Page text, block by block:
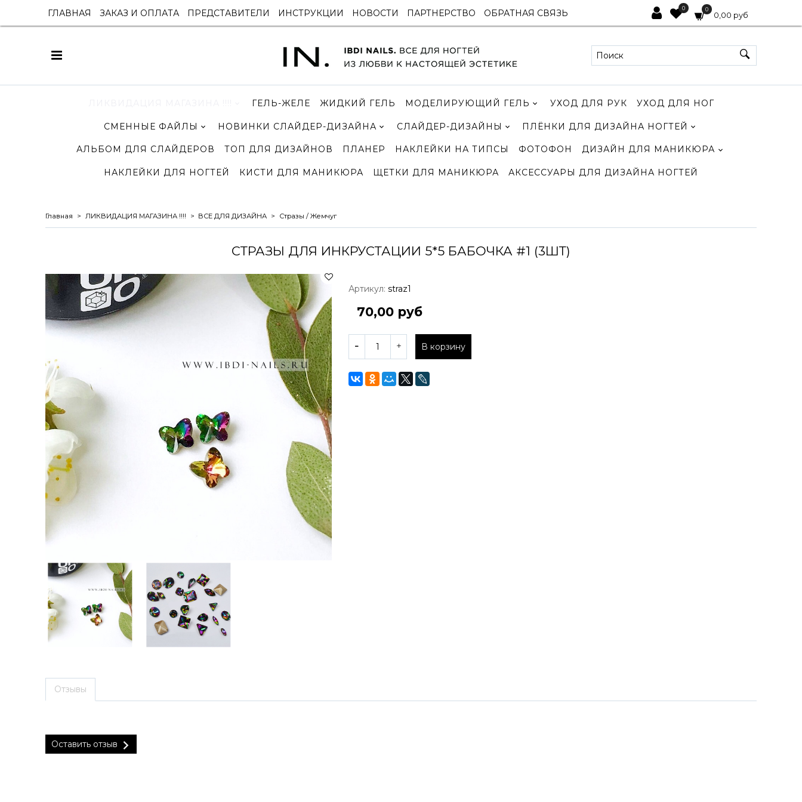
ГЛАВНАЯ ЗАКАЗ И ОПЛАТА ПРЕДСТАВИТЕЛИ ИНСТРУКЦИИ НОВОСТИ ПАРТНЕРСТВО ОБРАТНАЯ СВЯЗЬ 0 0
0,00 руб
ГЕЛЬ-ЖЕЛЕ ЖИДКИЙ ГЕЛЬ МОДЕЛИРУЮЩИЙ ГЕЛЬ УХОД ДЛЯ РУК УХОД ДЛЯ НОГ
СМЕННЫЕ ФАЙЛЫ НОВИНКИ СЛАЙДЕР-ДИЗАЙНА СЛАЙДЕР-ДИЗАЙНЫ ПЛЁНКИ ДЛЯ ДИЗАЙНА НОГТЕЙ
АЛЬБОМ ДЛЯ СЛАЙДЕРОВ ТОП ДЛЯ ДИЗАЙНОВ ПЛАНЕР НАКЛЕЙКИ НА ТИПСЫ ФОТОФОН ДИЗАЙН ДЛЯ МАНИКЮРА
НАКЛЕЙКИ ДЛЯ НОГТЕЙ КИСТИ ДЛЯ МАНИКЮРА ЩЕТКИ ДЛЯ МАНИКЮРА АКСЕССУАРЫ ДЛЯ ДИЗАЙНА НОГТЕЙ
Главная ЛИКВИДАЦИЯ МАГАЗИНА !!!! ВСЕ ДЛЯ ДИЗАЙНА Стразы / Жемчуг
СТРАЗЫ ДЛЯ ИНКРУСТАЦИИ 5*5 БАБОЧКА #1 (3ШТ)
Артикул: straz1
70,00 руб
В корзину
Отзывы
Оставить отзыв